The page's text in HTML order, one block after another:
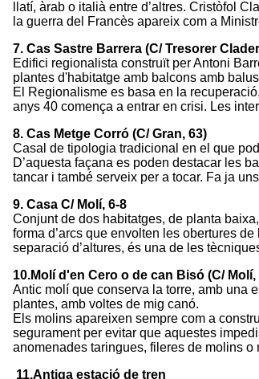
llatí, àrab o italià entre d’altres. Cristòfol
la guerra del Francès apareix com a
7. Cas Sastre Barrera (C/ Tresorer
Edifici regionalista construït per Antoni
plantes d'habitatge amb balcons amb
El Regionalisme es basa en la
anys 40 comença a entrar en crisi. Les
8. Cas Metge Corró (C/ Gran, 63)
Casal de tipologia tradicional en el que
D’aquesta façana es poden destacar les
tancar i també serveix per a tocar. Fa ja
9. Casa C/ Molí, 6-8
Conjunt de dos habitatges, de planta
forma d’arcs que envolten les obertures
separació d’altures, és una de les
10.Molí d'en Cero o de can Bisó (C/ Molí,
Antic molí que conserva la torre, amb una
plantes, amb voltes de mig canó.
Els molins apareixen sempre com a
segurament per evitar que aquestes
anomenades taringues, fileres de molins
11.Antiga estació de tren